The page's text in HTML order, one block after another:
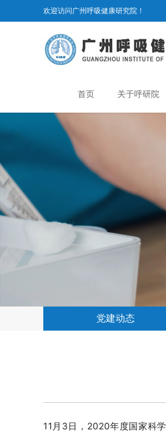
欢迎访问广州呼吸健康研究院！
首页 关于呼研院
党建动态
11月3日，2020年度国家科